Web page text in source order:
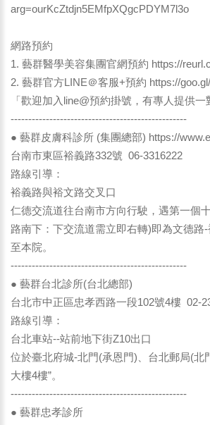
arg=ourKcZtdjn5EMfpXQgcPDYM7l3o
網路預約
1. 藝群醫學美容集團官網預約 https://
2. 藝群官方LINE＠客服+預約 https://
「歡迎加入line@預約掛號，有專人提供一
--------------------------------------------------
● 藝群皮膚科診所 (集團總部) https://
台南市東區裕義路332號 06-3316222
路線引導：
裕義路與裕文路交叉口
仁德交流道往台南市方向行駛，遇第一個
路南下：下交流道需立即右轉)即為文德路
至本院。
--------------------------------------------------
● 藝群台北診所(台北總部)
台北市中正區忠孝西路一段102號4樓 02-
路線引導：
台北車站--站前地下街Z10出口
位於臺北府城-北門(承恩門)、台北郵局(北
大樓4樓”。
--------------------------------------------------
● 藝群忠孝診所